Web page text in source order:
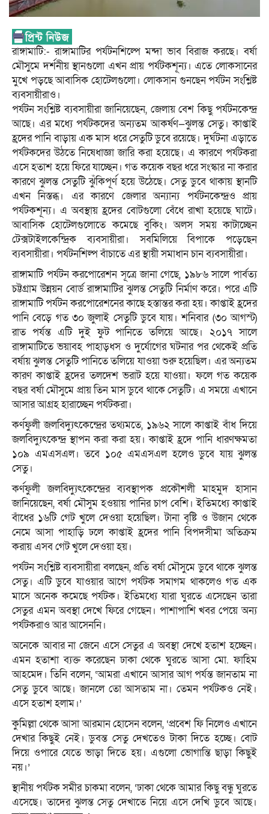
রাঙ্গামাটি:- রাঙ্গামাটির পর্যটনশিল্পে মন্দা ভাব বিরাজ করছে। বর্ষা
মৌসুমে দর্শনীয় স্থানগুলো এখন প্রায় পর্যটকশূন্য। এতে লোকসানের
মুখে পড়ছে আবাসিক হোটেলগুলো। লোকসান গুনছেন পর্যটন সংশ্লিষ্ট
ব্যবসায়ীরাও।
পর্যটন সংশ্লিষ্ট ব্যবসায়ীরা জানিয়েছেন, জেলায় বেশ কিছু পর্যটনকেন্দ্র
আছে। এর মধ্যে পর্যটকদের অন্যতম আকর্ষণ—ঝুলন্ত সেতু। কাপ্তাই
হ্রদের পানি বাড়ায় এক মাস ধরে সেতুটি ডুবে রয়েছে। দুর্ঘটনা এড়াতে
পর্যটকদের উঠতে নিষেধাজ্ঞা জারি করা হয়েছে। এ কারণে পর্যটকরা
এসে হতাশ হয়ে ফিরে যাচ্ছেন। গত কয়েক বছর ধরে সংস্কার না করার
কারণে ঝুলন্ত সেতুটি ঝুঁকিপূর্ণ হয়ে উঠেছে। সেতু ডুবে থাকায় স্থানটি
এখন নিস্তব্ধ। এর কারণে জেলার অন্যান্য পর্যটনকেন্দ্রও প্রায়
পর্যটকশূন্য। এ অবস্থায় হ্রদের বোটগুলো বেঁধে রাখা হয়েছে ঘাটে।
আবাসিক হোটেলগুলোতে কমেছে বুকিং। অলস সময় কাটাচ্ছেন
টেক্সটাইলকেন্দ্রিক ব্যবসায়ীরা। সবমিলিয়ে বিপাকে পড়েছেন
ব্যবসায়ীরা। পর্যটনশিল্প বাঁচাতে এর স্থায়ী সমাধান চান ব্যবসায়ীরা।
রাঙ্গামাটি পর্যটন করপোরেশন সূত্রে জানা গেছে, ১৯৮৬ সালে পার্বত্য
চট্টগ্রাম উন্নয়ন বোর্ড রাঙ্গামাটির ঝুলন্ত সেতুটি নির্মাণ করে। পরে এটি
রাঙ্গামাটি পর্যটন করপোরেশনের কাছে হস্তান্তর করা হয়। কাপ্তাই হ্রদের
পানি বেড়ে গত ৩০ জুলাই সেতুটি ডুবে যায়। শনিবার (৩০ আগস্ট)
রাত পর্যন্ত এটি দুই ফুট পানিতে তলিয়ে আছে। ২০১৭ সালে
রাঙ্গামাটিতে ভয়াবহ পাহাড়ধস ও দুর্যোগের ঘটনার পর থেকেই প্রতি
বর্ষায় ঝুলন্ত সেতুটি পানিতে তলিয়ে যাওয়া শুরু হয়েছিল। এর অন্যতম
কারণ কাপ্তাই হ্রদের তলদেশ ভরাট হয়ে যাওয়া। ফলে গত কয়েক
বছর বর্ষা মৌসুমে প্রায় তিন মাস ডুবে থাকে সেতুটি। এ সময়ে এখানে
আসার আগ্রহ হারাচ্ছেন পর্যটকরা।
কর্ণফুলী জলবিদ্যুৎকেন্দ্রের তথ্যমতে, ১৯৬২ সালে কাপ্তাই বাঁধ দিয়ে
জলবিদ্যুৎকেন্দ্র স্থাপন করা করা হয়। কাপ্তাই হ্রদে পানি ধারণক্ষমতা
১০৯ এমএসএল। তবে ১০৫ এমএসএল হলেও ডুবে যায় ঝুলন্ত
সেতু।
কর্ণফুলী জলবিদ্যুৎকেন্দ্রের ব্যবস্থাপক প্রকৌশলী মাহমুদ হাসান
জানিয়েছেন, বর্ষা মৌসুম হওয়ায় পানির চাপ বেশি। ইতিমধ্যে কাপ্তাই
বাঁধের ১৬টি গেট খুলে দেওয়া হয়েছিল। টানা বৃষ্টি ও উজান থেকে
নেমে আসা পাহাড়ি ঢলে কাপ্তাই হ্রদের পানি বিপদসীমা অতিক্রম
করায় এসব গেট খুলে দেওয়া হয়।
পর্যটন সংশ্লিষ্ট ব্যবসায়ীরা বলছেন, প্রতি বর্ষা মৌসুমে ডুবে থাকে ঝুলন্ত
সেতু। এটি ডুবে যাওয়ার আগে পর্যটক সমাগম থাকলেও গত এক
মাসে অনেক কমেছে পর্যটক। ইতিমধ্যে যারা ঘুরতে এসেছেন তারা
সেতুর এমন অবস্থা দেখে ফিরে গেছেন। পাশাপাশি খবর পেয়ে অন্য
পর্যটকরাও আর আসেননি।
অনেকে আবার না জেনে এসে সেতুর এ অবস্থা দেখে হতাশ হচ্ছেন।
এমন হতাশা ব্যক্ত করেছেন ঢাকা থেকে ঘুরতে আসা মো. ফাহিম
আহমেদ। তিনি বলেন, ‘আমরা এখানে আসার আগ পর্যন্ত জানতাম না
সেতু ডুবে আছে। জানলে তো আসতাম না। তেমন পর্যটকও নেই।
এসে হতাশ হলাম।’
কুমিল্লা থেকে আসা আরমান হোসেন বলেন, ‘প্রবেশ ফি নিলেও এখানে
দেখার কিছুই নেই। ডুবন্ত সেতু দেখতেও টাকা দিতে হচ্ছে। বোট
দিয়ে ওপারে যেতে ভাড়া দিতে হয়। এগুলো ভোগান্তি ছাড়া কিছুই
নয়।’
স্থানীয় পর্যটক সমীর চাকমা বলেন, ‘ঢাকা থেকে আমার কিছু বন্ধু ঘুরতে
এসেছে। তাদের ঝুলন্ত সেতু দেখাতে নিয়ে এসে দেখি ডুবে আছে।